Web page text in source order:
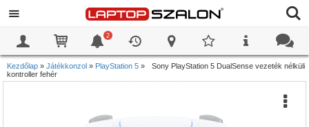
2
Kezdőlap » Játékkonzol » PlayStation 5 »
Sony PlayStation 5 DualSense vezeték nélküli
kontroller fehér
0
0